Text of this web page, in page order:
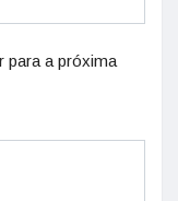
para a próxima